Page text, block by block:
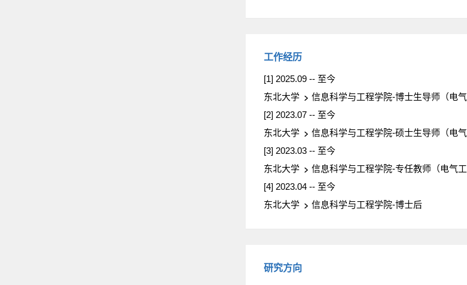
工作经历
[1] 2025.09 -- 至今
东北大学
信息科学与工程学院-博士生导师（电气
[2] 2023.07 -- 至今
东北大学
信息科学与工程学院-硕士生导师（电气
[3] 2023.03 -- 至今
东北大学
信息科学与工程学院-专任教师（电气工
[4] 2023.04 -- 至今
东北大学
信息科学与工程学院-博士后
研究方向